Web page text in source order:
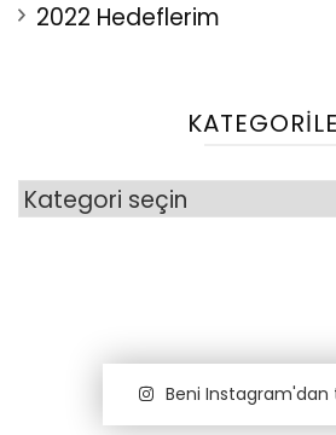
2022 Hedeflerim
Kategoriler
Beni Instagram'dan